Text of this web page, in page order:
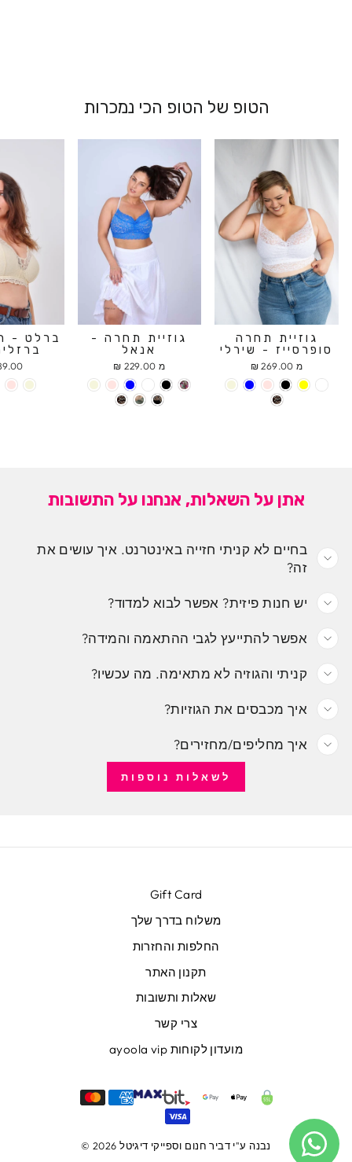
הטופ של הטופ הכי נמכרות
גוזיית תחרה
סופרסייז - שירלי
מ 269.00 ₪
גוזיית תחרה -
אנאל
מ 229.00 ₪
ברלט -
₪
אתן על השאלות, אנחנו על התשובות
בחיים לא קניתי חזייה באינטרנט. איך עושים את
זה?
יש חנות פיזית? אפשר לבוא למדוד?
אפשר להתייעץ לגבי ההתאמה והמידה?
קניתי והגוזיה לא מתאימה. מה עכשיו?
איך מכבסים את הגוזיות?
איך מחליפים/מחזירים?
לשאלות נוספות
Gift Card
משלוח בדרך שלך
החלפות והחזרות
תקנון האתר
שאלות ותשובות
צרי קשר
מועדון לקוחות ayoola vip
© 2026 נבנה ע"י דביר חנום וספייקי דיגיטל